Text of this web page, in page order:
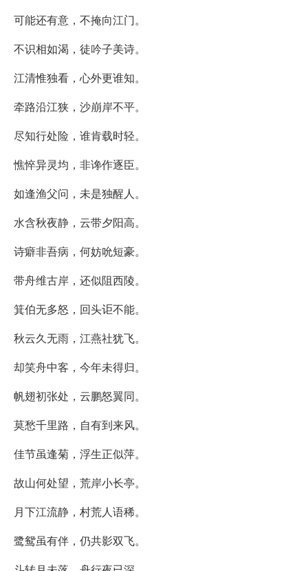
可能还有意，不掩向江门。
不识相如渴，徒吟子美诗。
江清惟独看，心外更谁知。
牵路沿江狭，沙崩岸不平。
尽知行处险，谁肯载时轻。
憔悴异灵均，非谗作逐臣。
如逢渔父问，未是独醒人。
水含秋夜静，云带夕阳高。
诗癖非吾病，何妨吮短豪。
带舟维古岸，还似阻西陵。
箕伯无多怒，回头讵不能。
秋云久无雨，江燕社犹飞。
却笑舟中客，今年未得归。
帆翅初张处，云鹏怒翼同。
莫愁千里路，自有到来风。
佳节虽逢菊，浮生正似萍。
故山何处望，荒岸小长亭。
月下江流静，村荒人语稀。
鹭鸳虽有伴，仍共影双飞。